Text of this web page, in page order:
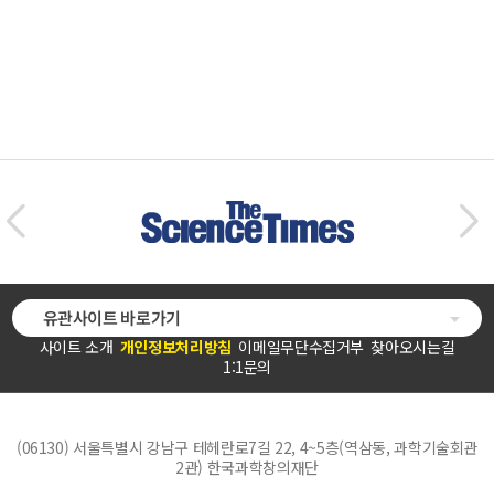
사이트 소개 개인정보처리방침 이메일무단수집거부 찾아오시는길
1:1문의
유관사이트 바로가기
(06130) 서울특별시 강남구 테헤란로7길 22, 4~5층(역삼동, 과학기술회관
2관) 한국과학창의재단